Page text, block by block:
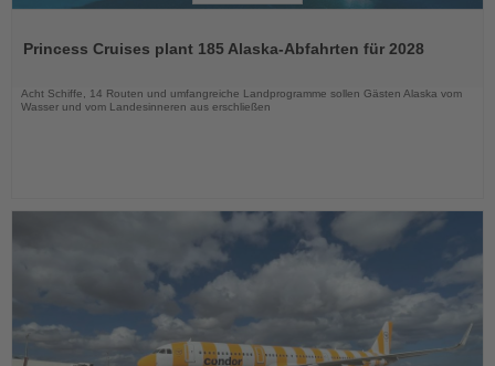
diePrincess Cruises plant 185 Alaska-Abfahrten für 2028
Acht Schiffe, 14 Routen und umfangreiche Landprogramme sollen Gästen Alaska vom
Wasser und vom Landesinneren aus erschließen